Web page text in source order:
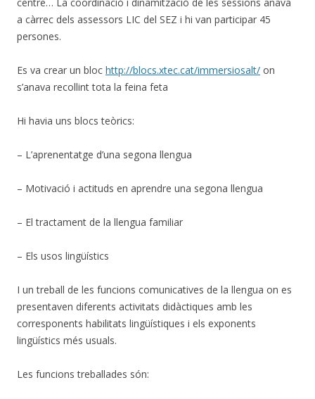
a càrrec dels assessors LIC del SEZ i hi van participar 45
persones.
Es va crear un bloc http://blocs.xtec.cat/immersiosalt/ on
s’anava recollint tota la feina feta
Hi havia uns blocs teòrics:
– L’aprenentatge d’una segona llengua
– Motivació i actituds en aprendre una segona llengua
– El tractament de la llengua familiar
– Els usos lingüístics
I un treball de les funcions comunicatives de la llengua on es
presentaven diferents activitats didàctiques amb les
corresponents habilitats lingüístiques i els exponents
lingüístics més usuals.
Les funcions treballades són: